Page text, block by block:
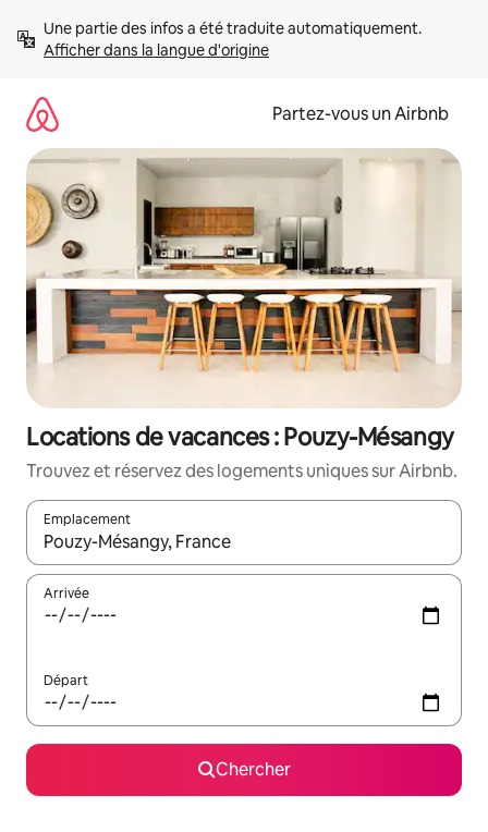
directement
Afficher dans la langue d'origine
Partez-vous un Airbnb
Locations de vacances : Pouzy-Mésangy
Trouvez et réservez des logements uniques sur Airbnb.
Emplacement
Quand les résultats sont affichés, parcourez-les en utilisant
Arrivée
Départ
Chercher